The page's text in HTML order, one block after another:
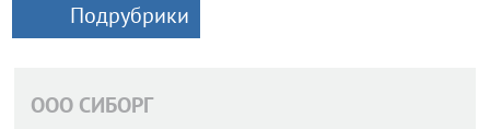
Подрубрики
OOO СИБОРГ